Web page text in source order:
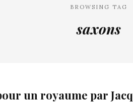
BROWSING TAG
saxons
un royaume par